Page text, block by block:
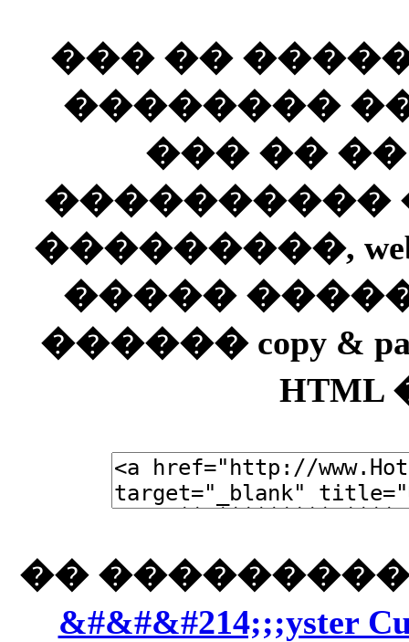
��� ��
��������
��� ��
����������
���������,
�����
������ copy &
��